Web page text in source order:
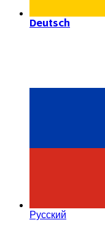
Deutsch
Русский